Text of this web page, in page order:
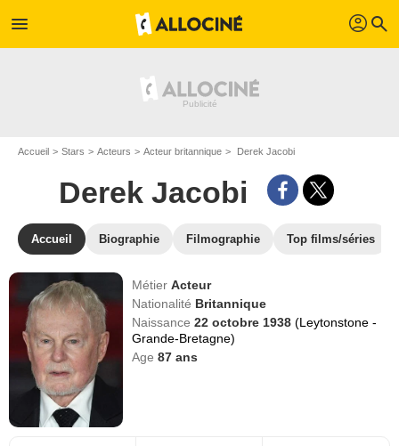
menu profil search
Accueil Stars Acteurs Acteur britannique Derek Jacobi
Derek Jacobi
Accueil Biographie Filmographie Top films/séries
MétierActeur
Nationalité Britannique
Naissance22 octobre 1938(Leytonstone -
Grande-Bretagne)
Age87 ans